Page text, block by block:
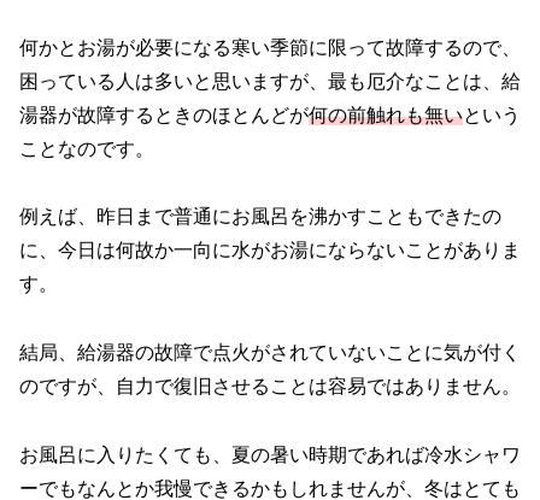
何かとお湯が必要になる寒い季節に限って故障するので、
困っている人は多いと思いますが、最も厄介なことは、給
湯器が故障するときのほとんどが何の前触れも無いという
ことなのです。
例えば、昨日まで普通にお風呂を沸かすこともできたの
に、今日は何故か一向に水がお湯にならないことがありま
す。
結局、給湯器の故障で点火がされていないことに気が付く
のですが、自力で復旧させることは容易ではありません。
お風呂に入りたくても、夏の暑い時期であれば冷水シャワ
ーでもなんとか我慢できるかもしれませんが、冬はとても